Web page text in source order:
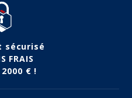
sécurisé
FRAIS
€ !